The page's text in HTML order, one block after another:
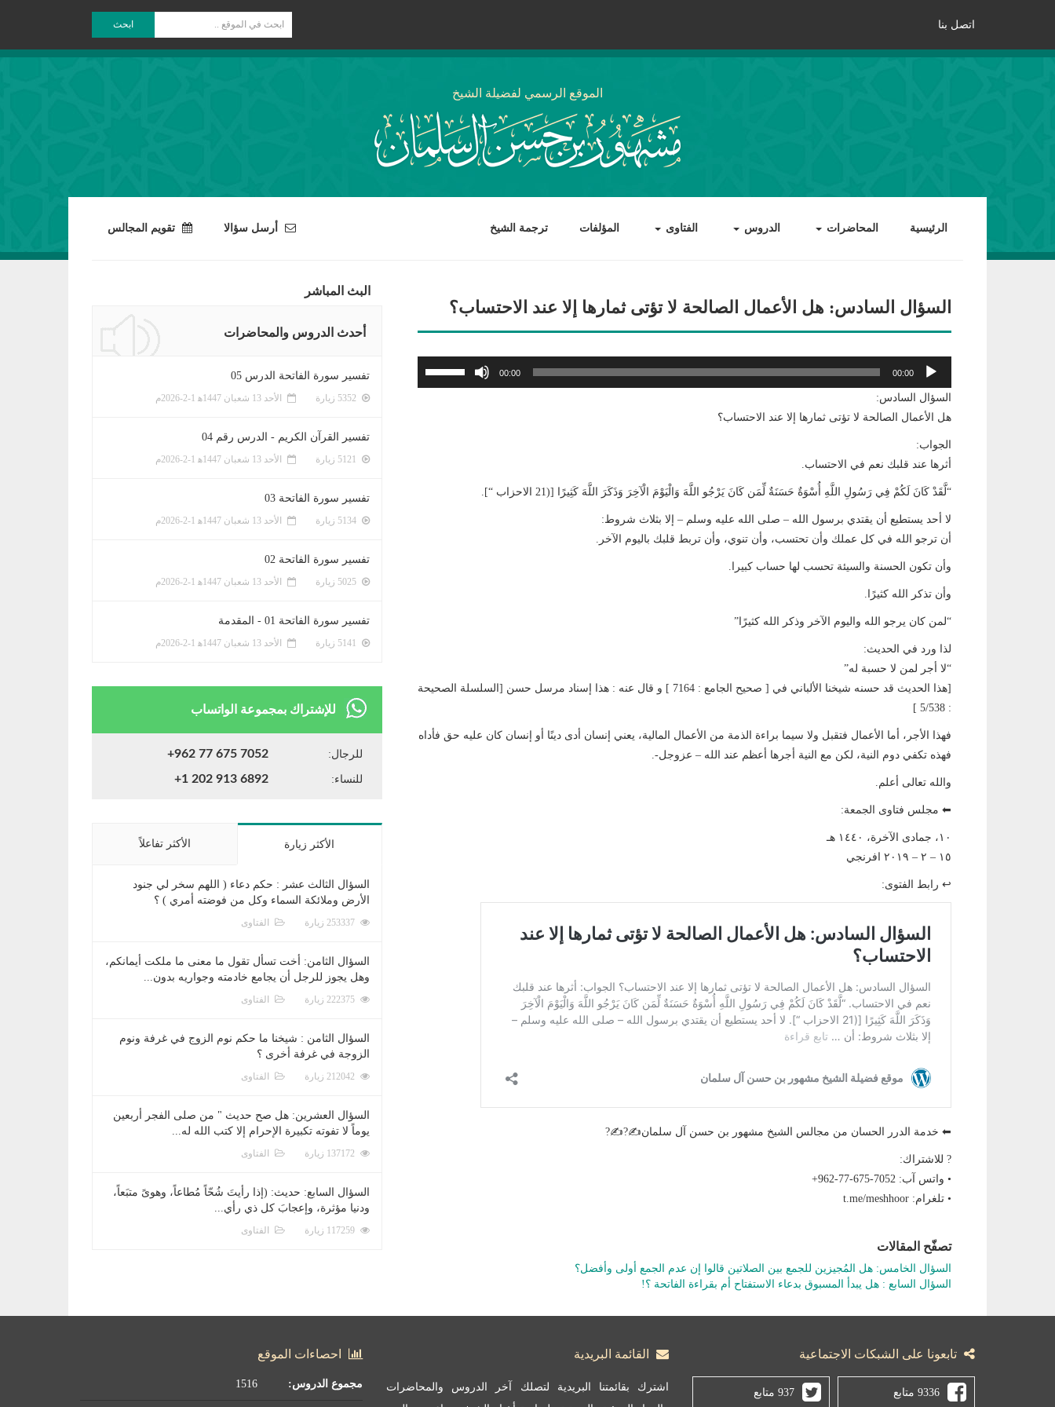
اتصل بنا ابحث
الموقع الرسمي لفضيلة الشيخ
الرئيسية المحاضرات الدروس الفتاوى المؤلفات ترجمة الشيخ أرسل سؤالا تقويم المجالس
السؤال السادس: هل الأعمال الصالحة لا تؤتى ثمارها إلا عند الاحتساب؟
مشغل
الصوت
00:00
00:00
السؤال السادس:
هل الأعمال الصالحة لا تؤتى ثمارها إلا عند الاحتساب؟
الجواب:
أثرها عند قلبك نعم في الاحتساب.
“لَّقَدْ كَانَ لَكُمْ فِي رَسُولِ اللَّهِ أُسْوَةٌ حَسَنَةٌ لِّمَن كَانَ يَرْجُو اللَّهَ وَالْيَوْمَ الْآخِرَ وَذَكَرَ اللَّهَ كَثِيرًا [(21 الاحزاب “].
لا أحد يستطيع أن يقتدي برسول الله – صلى الله عليه وسلم – إلا بثلاث شروط:
أن ترجو الله في كل عملك وأن تحتسب، وأن تنوي، وأن تربط قلبك باليوم الآخر.
وأن تكون الحسنة والسيئة تحسب لها حساب كبيرا.
وأن تذكر الله كثيرًا.
“لمن كان يرجو الله واليوم الآخر وذكر الله كثيرًا”
لذا ورد في الحديث:
“لا أجر لمن لا حسبة له”
[هذا الحديث قد حسنه شيخنا الألباني في [ صحيح الجامع : 7164 ] و قال عنه : هذا إسناد مرسل حسن [السلسلة الصحيحة
: 5/538 ]
فهذا الأجر، أما الأعمال فتقبل ولا سيما براءة الذمة من الأعمال المالية، يعني إنسان أدى دينًا أو إنسان كان عليه حق فأداه
فهذه تكفي دوم النية، لكن مع النية أجرها أعظم عند الله – عزوجل-.
والله تعالى أعلم.
⬅ مجلس فتاوى الجمعة:
١٠، جمادى الآخرة، ١٤٤٠ هـ
١٥ – ٢ – ٢٠١٩ افرنجي
↩ رابط الفتوى:
⬅ خدمة الدرر الحسان من مجالس الشيخ مشهور بن حسن آل سلمان✍?✍?
? للاشتراك:
• واتس آب: ‎+962-77-675-7052
• تلغرام: t.me/meshhoor
تصفّح المقالات
السؤال الخامس: هل المُجيزين للجمع بين الصلاتين قالوا إن عدم الجمع أولى وأفضل؟
السؤال السابع : هل يبدأ المسبوق بدعاء الاستفتاح أم بقراءة الفاتحة ؟!
البث المباشر
أحدث الدروس والمحاضرات
تفسير سورة الفاتحة الدرس 05
الأحد 13 شعبان 1447ﻫ 1-2-2026م
تفسير القرآن الكريم - الدرس رقم 04
الأحد 13 شعبان 1447ﻫ 1-2-2026م
تفسير سورة الفاتحة 03
الأحد 13 شعبان 1447ﻫ 1-2-2026م
تفسير سورة الفاتحة 02
الأحد 13 شعبان 1447ﻫ 1-2-2026م
تفسير سورة الفاتحة 01 - المقدمة
الأحد 13 شعبان 1447ﻫ 1-2-2026م
للإشتراك بمجموعة الواتساب
للرجال: +962 77 675 7052
للنساء: +1 202 913 6892
الأكثر زيارة الأكثر تفاعلاً
السؤال الثالث عشر : حكم دعاء ( اللهم سخر لي جنود
الأرض وملائكة السماء وكل من فوضته أمري ) ؟
الفتاوى
السؤال الثامن: أخت تسأل تقول ما معنى ما ملكت أيمانكم،
وهل يجوز للرجل أن يجامع خادمته وجواريه بدون...
الفتاوى
السؤال الثامن : شيخنا ما حكم نوم الزوج في غرفة ونوم
الزوجة في غرفة أخرى ؟
الفتاوى
السؤال العشرين: هل صح حديث " من صلى الفجر أربعين
يوماً لا تفوته تكبيرة الإحرام إلا كتب الله له...
الفتاوى
السؤال السابع: حديث: (إذا رأيتَ شُحّاً مُطاعاً، وهوىً متبَعاً،
ودنيا مؤثرة، وإعجابَ كل ذي رأي...
الفتاوى
تابعونا على الشبكات الاجتماعية
9336 متابع 937 متابع
القائمة البريدية
اشترك بقائمتنا البريدية لتصلك آخر الدروس والمحاضرات
احصاءات الموقع
مجموع الدروس: